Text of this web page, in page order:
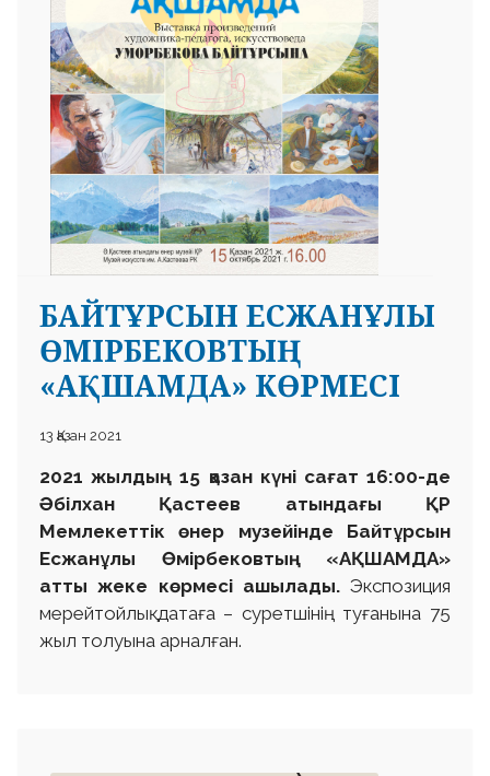
БАЙТҰРСЫН ЕСЖАНҰЛЫ
ӨМІРБЕКОВТЫҢ
«АҚШАМДА» КӨРМЕСІ
13 Қазан 2021
2021 жылдың 15 қазан күні сағат 16:00-де
Әбілхан Қастеев атындағы ҚР
Мемлекеттік өнер музейінде Байтұрсын
Есжанұлы Өмірбековтың «АҚШАМДА»
атты жеке көрмесі ашылады.Экспозиция
мерейтойлық датаға – суретшінің туғанына 75
жыл толуына арналған.